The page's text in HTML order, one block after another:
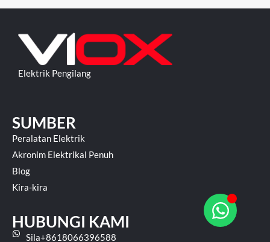
Elektrik Pengilang
SUMBER
Peralatan Elektrik
Akronim Elektrikal Penuh
Blog
Kira-kira
HUBUNGI KAMI
Sila+8618066396588